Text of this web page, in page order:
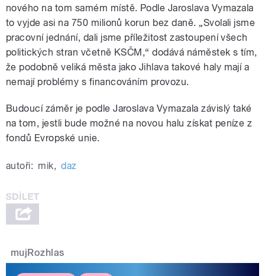
nového na tom samém místě. Podle Jaroslava Vymazala
to vyjde asi na 750 milionů korun bez daně. „Svolali jsme
pracovní jednání, dali jsme příležitost zastoupení všech
politických stran včetně KSČM,“ dodává náměstek s tím,
že podobně veliká města jako Jihlava takové haly mají a
nemají problémy s financováním provozu.
Budoucí záměr je podle Jaroslava Vymazala závislý také
na tom, jestli bude možné na novou halu získat peníze z
fondů Evropské unie.
autoři: mik, daz
mujRozhlas